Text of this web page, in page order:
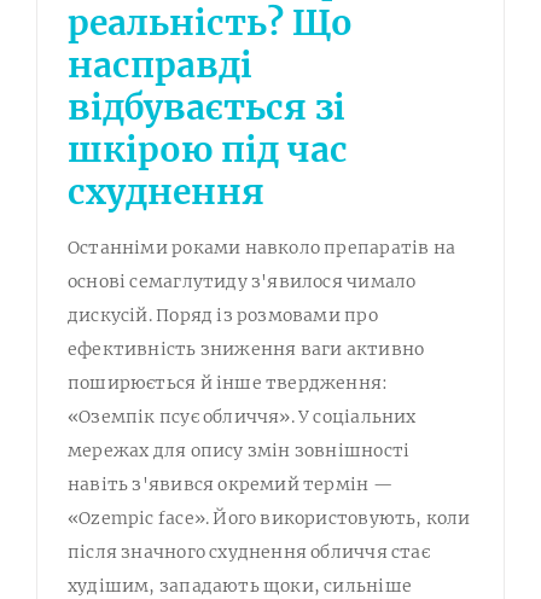
реальність? Що
насправді
відбувається зі
шкірою під час
схуднення
Останніми роками навколо препаратів на
основі семаглутиду з'явилося чимало
дискусій. Поряд із розмовами про
ефективність зниження ваги активно
поширюється й інше твердження:
«Оземпік псує обличчя». У соціальних
мережах для опису змін зовнішності
навіть з'явився окремий термін —
«Ozempic face». Його використовують, коли
після значного схуднення обличчя стає
худішим, западають щоки, сильніше